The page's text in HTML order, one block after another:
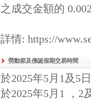
之成交金額的
詳情: https://
勞動節及佛誕假期交易時間
於2025年5月1及5
於2025年5月1 ，2